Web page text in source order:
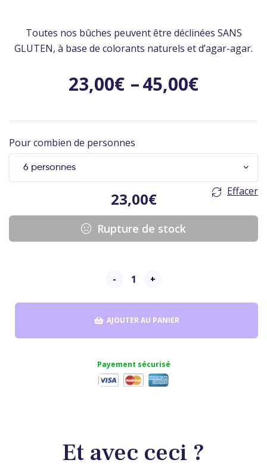
Toutes nos bûches peuvent être déclinées SANS
GLUTEN, à base de colorants naturels et d’agar-agar.
23,00€ –45,00€
Pour combien de personnes
Effacer
23,00€
Rupture de stock
- +
AJOUTER AU PANIER
Payement sécurisé
Et avec ceci ?